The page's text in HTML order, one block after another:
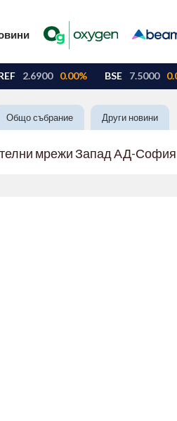
Общо събрание Други новини
мрежи Запад АД-София